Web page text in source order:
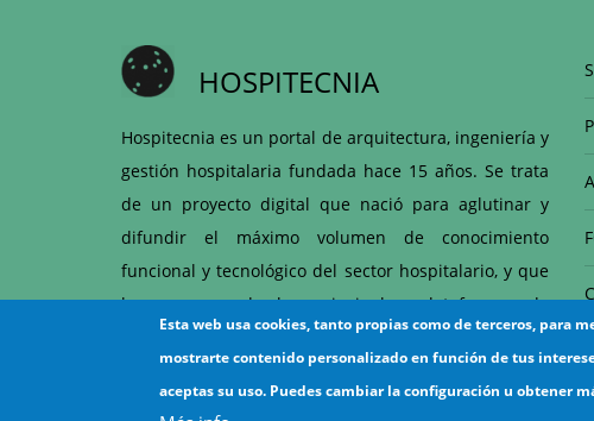
HOSPITECNIA
Hospitecnia es un portal de arquitectura, ingeniería y
gestión hospitalaria fundada hace 15 años. Se trata
de un proyecto digital que nació para aglutinar y
difundir el máximo volumen de conocimiento
funcional y tecnológico del sector hospitalario, y que
hoy es una de las principales plataformas de
articulación entre hospitales y proveedores del
ámbito sanitario.
Esta web usa cookies, tanto propias como de terceros, para
mostrarte contenido personalizado en función de tus
aceptas su uso. Puedes cambiar la configuración u obtener